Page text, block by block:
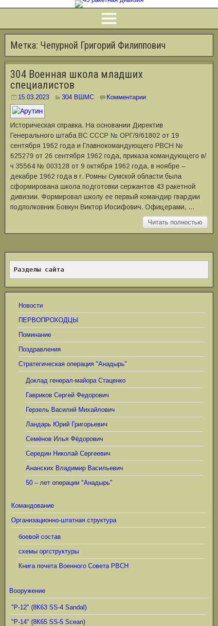
Метка: Чепурной Григорий Филиппович
304 Военная школа младших
специалистов
15.03.2023 304 ВШМС Комментарии
Историческая справка. На основании Директив
Генерального штаба ВС СССР № ОРГ/9/61802 от 19
сентября 1962 года и Главнокомандующего РВСН №
625279 от 26 сентября 1962 года, приказа командующего в/
ч 35564 № 003128 от 9 октября 1962 года, в ноябре –
декабре 1962 года в г. Ромны Сумской области была
сформирована школа подготовки сержантов 43 ракетной
дивизии. Формировал школу ее первый командир гвардии
подполковник Бовкун Виктор Иосифович. Офицерами, …
Читать полностью
Разделы сайта
Новости
ПЕРВОПРОХОДЦЫ
Поминание
Поздравления
Стратегическая операция "Анадырь"
Доклад генерал-майора Стаценко
Гавриков Сергей Федорович
Герзель Василий Михайлович
Ландарь Юрий Григорьевич
Семёнов Илья Фёдорович
Середин Николай Сергеевич
Ананских Владимир Васильевич
50 – лет операции "Анадырь"
Командование
Организационно-штатная структура
боевой состав
схемы оргструктуры
Книга почета Военного Совета РВСН
Вооружение
"Р-12" (8К63 SS-4 Sandal)
"Р-14" (8К65 SS-5 Scean)